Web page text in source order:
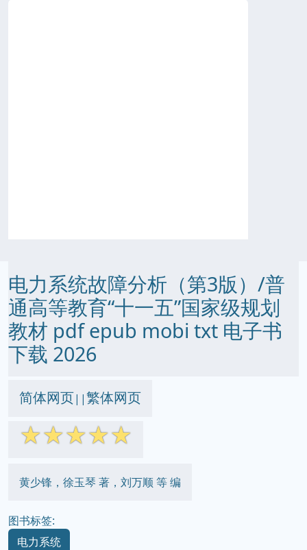
电力系统故障分析（第3版）/普
通高等教育“十一五”国家级规划
教材 pdf epub mobi txt 电子书
下载 2026
简体网页||繁体网页
☆☆☆☆☆
黄少锋，徐玉琴 著，刘万顺 等 编
图书标签:
电力系统